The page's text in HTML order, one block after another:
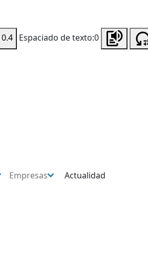
0.4 Espaciado de texto:0
Empresas Actualidad